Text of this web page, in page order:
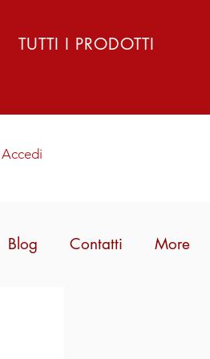
TUTTI I PRODOTTI
Accedi
Blog Contatti More